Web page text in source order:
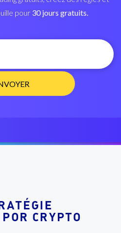
pour 30 jours gratuits.
CRYPTO